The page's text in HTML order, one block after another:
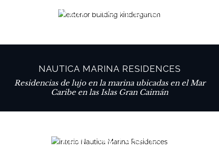
VER PROYECTO
NAUTICA MARINA RESIDENCES
Residencias de lujo en la marina ubicadas en el Mar
Caribe en las Islas Gran Caimán
VER PROYECTO